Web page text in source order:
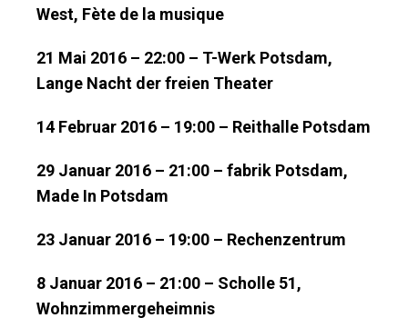
West, Fète de la musique
21 Mai 2016 – 22:00 – T-Werk Potsdam,
Lange Nacht der freien Theater
14 Februar 2016 – 19:00 – Reithalle Potsdam
29 Januar 2016 – 21:00 – fabrik Potsdam,
Made In Potsdam
23 Januar 2016 – 19:00 – Rechenzentrum
8 Januar 2016 – 21:00 – Scholle 51,
Wohnzimmergeheimnis